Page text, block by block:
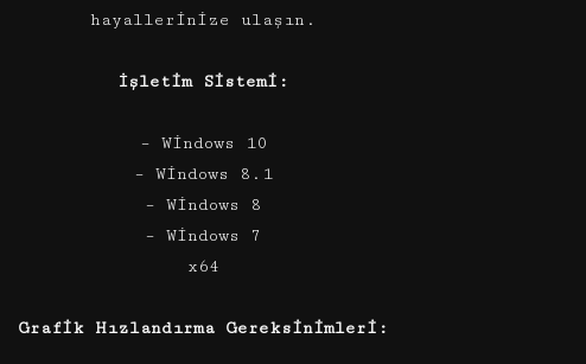
hayallerinize ulaşın.
İşletim Sistemi:
– Windows 10
– Windows 8.1
– Windows 8
– Windows 7
x64
Grafik Hızlandırma Gereksinimleri: